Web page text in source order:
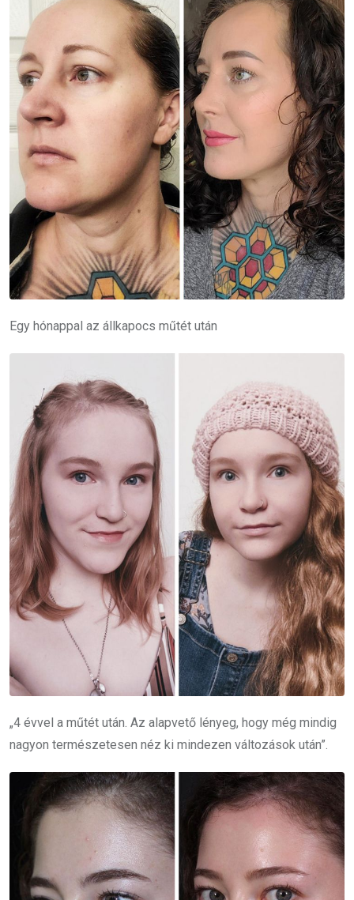
Egy hónappal az állkapocs műtét után
„4 évvel a műtét után. Az alapvető lényeg, hogy még mindig
nagyon természetesen néz ki mindezen változások után”.